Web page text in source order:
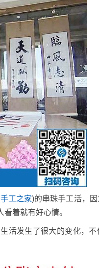
手工之家)的串珠手工活，
着就有好心情。
活发生了很大的变化，